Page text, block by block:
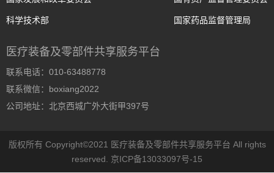
科学技术部 国家药品监督管理局
医疗装备及零部件共享服务平台
联系电话：010-63488778
联系微信：boxiang2022
公司地址：北京西城广外大街甲397号
版权所有 Copyright©2021 医疗装备及零部件共享服务平台 All rights
reserved. 京ICP备13033097号-15